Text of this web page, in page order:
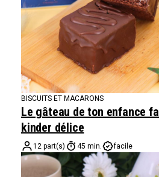
BISCUITS ET MACARONS
Le gâteau de ton enfance
kinder délice
12 part(s) 45 min. facile